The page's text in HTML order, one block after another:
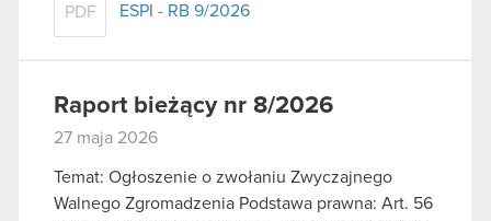
PDF ESPI - RB 9/2026
Raport bieżący nr 8/2026
27 maja 2026
Temat: Ogłoszenie o zwołaniu Zwyczajnego
Walnego Zgromadzenia Podstawa prawna: Art. 56